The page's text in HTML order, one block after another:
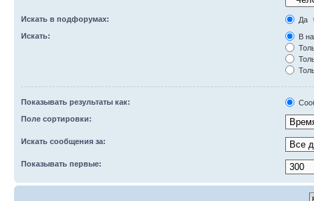
Искать в подфорумах:
Да
Искать:
В
Показывать результаты как:
Поле сортировки:
Искать сообщения за:
Показывать первые: